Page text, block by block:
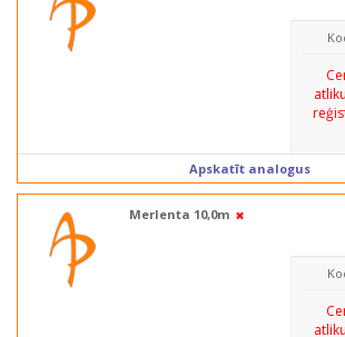
Apskatīt analogus
Merlenta 10,0m